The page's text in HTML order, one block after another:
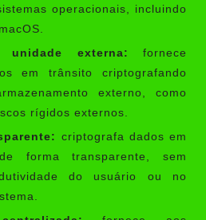
operacionais, incluindo
unidade externa: fornece
em trânsito criptografando
externo, como
rígidos externos.
criptografa dados em
forma transparente, sem
do usuário ou no